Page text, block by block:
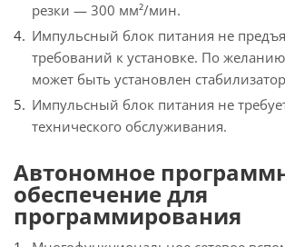
резки — 300 мм²/мин.
Импульсный блок питания не
требований к установке. По желанию
может быть установлен
Импульсный блок питания не
технического обслуживания.
Автономное
обеспечение для
программирования